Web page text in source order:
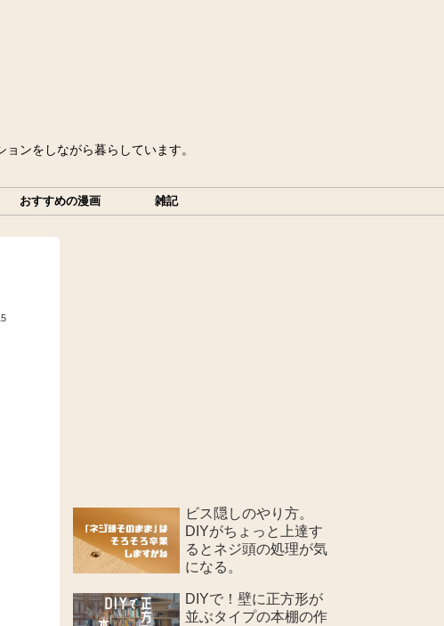
ンをしながら暮らしています。
おすすめの漫画 雑記
ビス隠しのやり方。
DIYがちょっと上達す
るとネジ頭の処理が気
になる。
DIYで！壁に正方形が
並ぶタイプの本棚の作